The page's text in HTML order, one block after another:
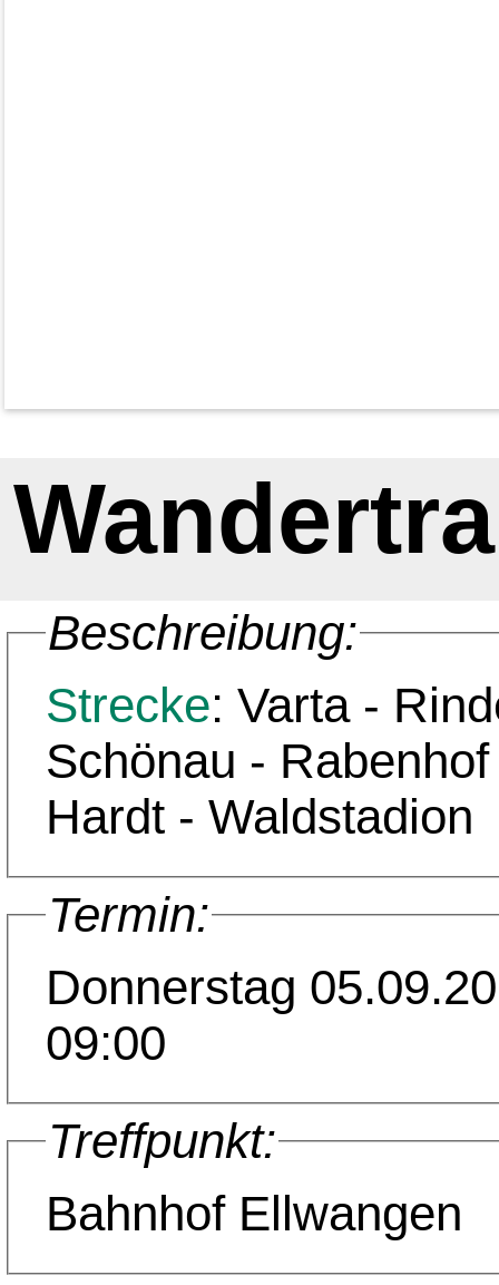
Beschreibung:
Strecke: Varta - Rindelbach -
Schönau - Rabenhof - Braune
Hardt - Waldstadion
Termin:
Donnerstag
09:00
Treffpunkt:
Bahnhof Ellwangen